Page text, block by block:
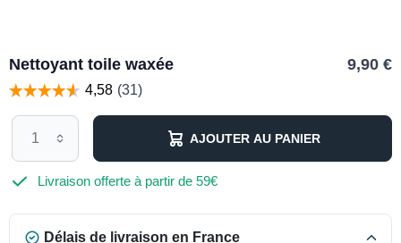
Nettoyant toile waxée 9,90 €
AJOUTER AU PANIER
Livraison offerte à partir de 59€
Délais de livraison en France